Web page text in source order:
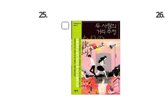
25. 26.